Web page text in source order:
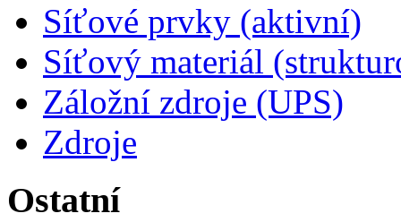
Síťové prvky (aktivní)
Síťový materiál
Záložní zdroje (UPS)
Zdroje
Ostatní